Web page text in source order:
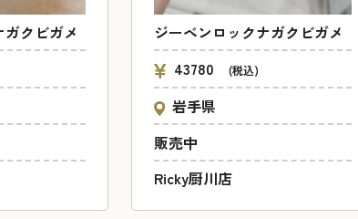
クビガメ
ジーベンロックナガクビガメ
43780
(税込)
岩手県
販売中
Ricky厨川店